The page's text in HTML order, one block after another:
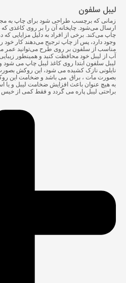
لیبل سلفون
زمانی که برچسب طراحی شود برای چاپ به
ارسال می‌شود. چاپخانه آن را بر روی
چاپ می‌کند. برخی از افراد به دلیل مزایایی
وجود دارد، پس از چاپ ترجیح می‌دهند کار خود
مناسب از سلفون بر روی طرح می‌توانید عمر
آب از لیبل خود محافظت کنید و همینطور
لیبل سلفون ابتدا روی کاغذ لیبل چاپ می
نایلونی نازک کشیده می شود، این روکش
بصورت مات ، براق می باشد و ضخامت این
به هیچ عنوان باعث افزایش ضخامت لیبل و یا
براحتی لیبل پاره می گردد و فقط کمی از